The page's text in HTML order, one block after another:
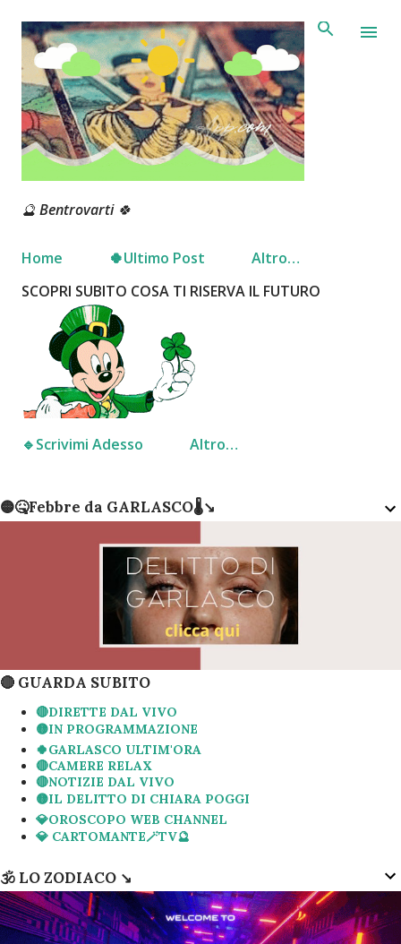
Passa ai contenuti principali
🔮 Bentrovarti 🍀
Home 🍀Ultimo Post
Altro…
SCOPRI SUBITO COSA TI RISERVA IL FUTURO
🔹️Scrivimi Adesso Altro…
P
🟡🤒Febbre da GARLASCO🌡↘️
🔴 GUARDA SUBITO
🔴DIRETTE DAL VIVO
🟡IN PROGRAMMAZIONE
🍀GARLASCO ULTIM'ORA
🔴CAMERE RELAX
🔴NOTIZIE DAL VIVO
🟡IL DELITTO DI CHIARA POGGI
💎OROSCOPO WEB CHANNEL
💎 CARTOMANTE🪄TV🔮
🕉 LO ZODIACO ↘️